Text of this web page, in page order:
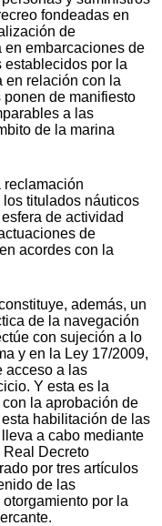
fondeadas en
de
en embarcaciones de
establecidos por la
en relación con la
de manifiesto
a las
de la marina
reclamación
los titulados náuticos
de actividad
de
acordes con la
además, un
de la navegación
con sujeción a lo
y en la Ley 17/2009,
acceso a las
Y esta es la
la aprobación de
habilitación de las
a cabo mediante
Real Decreto
por tres artículos
de las
por la